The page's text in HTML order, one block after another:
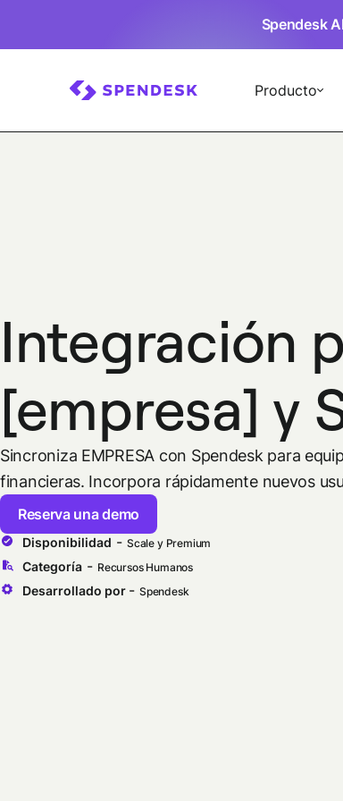
Spendesk
Producto
Integración
[empresa] y
Sincroniza EMPRESA con Spendesk para
financieras. Incorpora rápidamente nuevos
Reserva una demo
Disponibilidad - Scale y Premium
Categoría - Recursos Humanos
Desarrollado por - Spendesk